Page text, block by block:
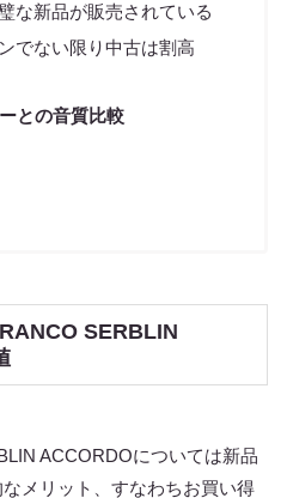
な新品が販売されている
でない限り中古は割高
との音質比較
SERBLIN
ACCORDOについては新品
メリット、すなわちお買い得